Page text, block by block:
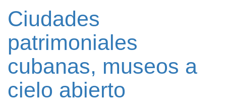
Ciudades
patrimoniales
cubanas, museos a
cielo abierto